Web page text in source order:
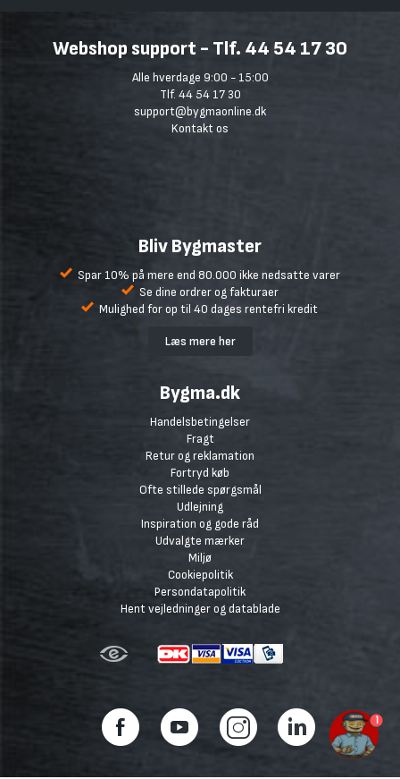
Webshop support - Tlf. 44 54 17 30
Alle hverdage 9:00 - 15:00
Tlf. 44 54 17 30
support@bygmaonline.dk
Kontakt os
Bliv Bygmaster
Spar 10% på mere end 80.000 ikke nedsatte varer
Se dine ordrer og fakturaer
Mulighed for op til 40 dages rentefri kredit
Læs mere her
Bygma.dk
Handelsbetingelser
Fragt
Retur og reklamation
Fortryd køb
Ofte stillede spørgsmål
Udlejning
Inspiration og gode råd
Udvalgte mærker
Miljø
Cookiepolitik
Persondatapolitik
Hent vejledninger og datablade
1